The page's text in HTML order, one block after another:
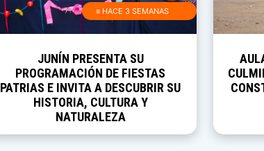
≡ HACE 3 SEMANAS
JUNÍN PRESENTA SU
PROGRAMACIÓN DE FIESTAS
PATRIAS E INVITA A DESCUBRIR SU
HISTORIA, CULTURA Y
NATURALEZA